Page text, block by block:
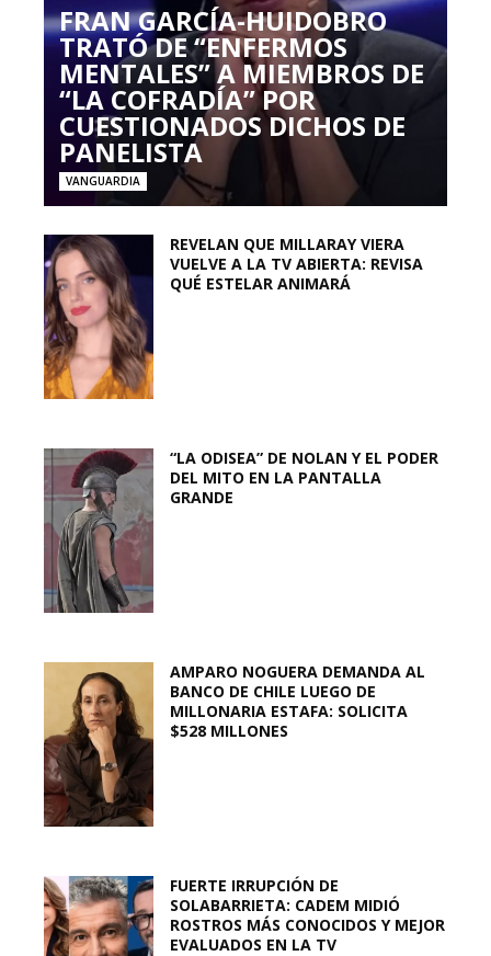
FRAN GARCÍA-HUIDOBRO
TRATÓ DE “ENFERMOS
MENTALES” A MIEMBROS DE
“LA COFRADÍA” POR
CUESTIONADOS DICHOS DE
PANELISTA
VANGUARDIA
REVELAN QUE MILLARAY VIERA
VUELVE A LA TV ABIERTA: REVISA
QUÉ ESTELAR ANIMARÁ
“LA ODISEA” DE NOLAN Y EL PODER
DEL MITO EN LA PANTALLA
GRANDE
AMPARO NOGUERA DEMANDA AL
BANCO DE CHILE LUEGO DE
MILLONARIA ESTAFA: SOLICITA
$528 MILLONES
FUERTE IRRUPCIÓN DE
SOLABARRIETA: CADEM MIDIÓ
ROSTROS MÁS CONOCIDOS Y MEJOR
EVALUADOS EN LA TV